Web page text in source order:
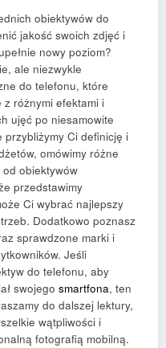
obiektywów do
jakość swoich zdjęć i
nowy poziom?
ale niezwykle
do telefonu, które
różnymi efektami i
ujęć po niesamowite
przybliżymy Ci definicję i
omówimy różne
obiektywów
przedstawimy
Ci wybrać najlepszy
Dodatkowo poznasz
sprawdzone marki i
Jeśli
do telefonu, aby
swojego smartfona, ten
do dalszej lektury,
wątpliwości i
fotografią mobilną.